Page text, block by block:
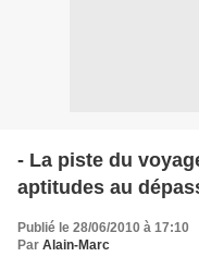
- La piste du
aptitudes au
Publié le 28/06/2010 à 17:10
Par Alain-Marc